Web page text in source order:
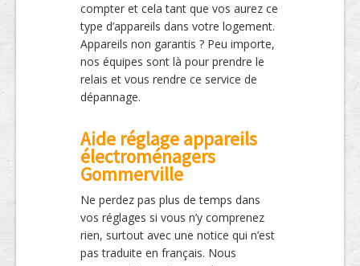
compter et cela tant que vos aurez ce
type d’appareils dans votre logement.
Appareils non garantis ? Peu importe,
nos équipes sont là pour prendre le
relais et vous rendre ce service de
dépannage.
Aide réglage appareils
électroménagers
Gommerville
Ne perdez pas plus de temps dans
vos réglages si vous n’y comprenez
rien, surtout avec une notice qui n’est
pas traduite en français. Nous